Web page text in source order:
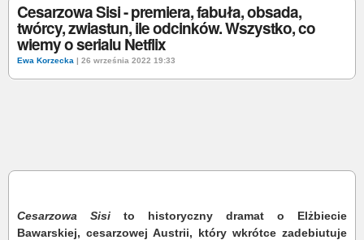
Cesarzowa Sisi - premiera, fabuła, obsada,
twórcy, zwiastun, ile odcinków. Wszystko, co
wiemy o serialu Netflix
Ewa Korzecka | 26 września 2022 19:33
Cesarzowa Sisi to historyczny dramat o Elżbiecie
Bawarskiej, cesarzowej Austrii, który wkrótce zadebiutuje